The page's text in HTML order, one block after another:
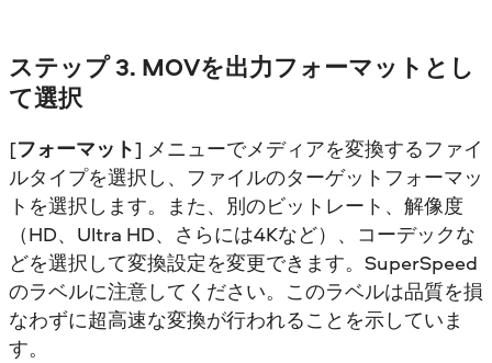
ステップ 3. MOVを出力フォーマットとし
て選択
[フォーマット] メニューでメディアを変換するファイ
ルタイプを選択し、ファイルのターゲットフォーマッ
トを選択します。また、別のビットレート、解像度
（HD、Ultra HD、さらには4Kなど）、コーデックな
どを選択して変換設定を変更できます。SuperSpeed
のラベルに注意してください。このラベルは品質を損
なわずに超高速な変換が行われることを示していま
す。